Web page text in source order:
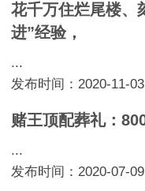
花千万住烂尾楼、
进”经验，
...
发布时间：2020-11-
赌王顶配葬礼：
...
发布时间：2020-07-